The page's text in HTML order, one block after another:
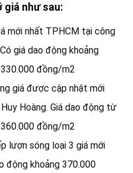
giá như sau:
mới nhất TPHCM tại công
giá dao động khoảng
đồng/m2
giá được cập nhật mới
Hoàng. Giá dao động từ
đồng/m2
lượn sóng loại 3 giá mới
động khoảng 370.000